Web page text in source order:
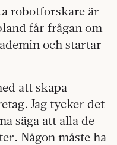
robotforskare är
får frågan om
och startar
att skapa
Jag tycker det
säga att alla de
Någon måste ha